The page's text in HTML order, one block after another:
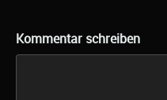
Kommentar schreiben